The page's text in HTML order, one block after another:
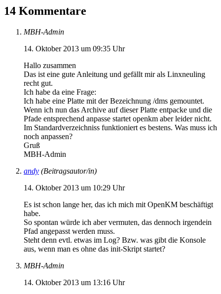
14 Kommentare
MBH-Admin
14. Oktober 2013 um 09:35 Uhr
Hallo zusammen
Das ist eine gute Anleitung und gefällt mir als Linxneuling
recht gut.
Ich habe da eine Frage:
Ich habe eine Platte mit der Bezeichnung /dms gemountet.
Wenn ich nun das Archive auf dieser Platte entpacke und die
Pfade entsprechend anpasse startet openkm aber leider nicht.
Im Standardverzeichniss funktioniert es bestens. Was muss ich
noch anpassen?
Gruß
MBH-Admin
andy (Beitragsautor/in)
14. Oktober 2013 um 10:29 Uhr
Es ist schon lange her, das ich mich mit OpenKM beschäftigt
habe.
So spontan würde ich aber vermuten, das dennoch irgendein
Pfad angepasst werden muss.
Steht denn evtl. etwas im Log? Bzw. was gibt die Konsole
aus, wenn man es ohne das init-Skript startet?
MBH-Admin
14. Oktober 2013 um 13:16 Uhr